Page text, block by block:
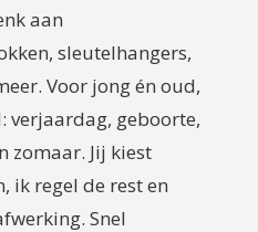
aan
sleutelhangers,
Voor jong én oud,
verjaardag, geboorte,
zomaar. Jij kiest
ik regel de rest en
Snel